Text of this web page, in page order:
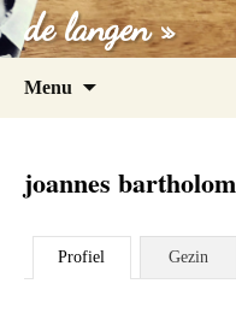
de langen »
Menu
joannes
Profiel Gezin